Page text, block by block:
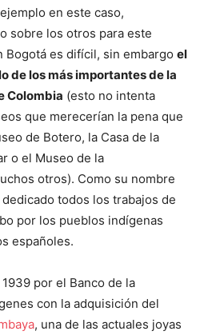
en este caso,
sobre los otros para este
Bogotá es difícil, sin embargo el
de los más importantes de la
Colombia (esto no intenta
que merecerían la pena que
de Botero, la Casa de la
o el Museo de la
otros). Como su nombre
todos los trabajos de
por los pueblos indígenas
españoles.
por el Banco de la
con la adquisición del
, una de las actuales joyas